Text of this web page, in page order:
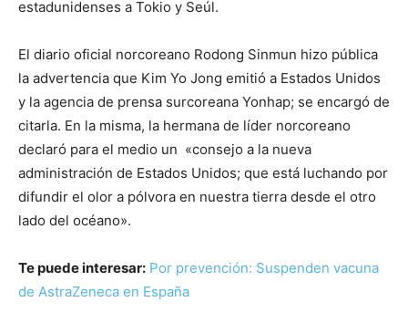
estadunidenses a Tokio y Seúl.
El diario oficial norcoreano Rodong Sinmun hizo pública
la advertencia que Kim Yo Jong emitió a Estados Unidos
y la agencia de prensa surcoreana Yonhap; se encargó de
citarla. En la misma, la hermana de líder norcoreano
declaró para el medio un «consejo a la nueva
administración de Estados Unidos; que está luchando por
difundir el olor a pólvora en nuestra tierra desde el otro
lado del océano».
Te puede interesar: Por prevención: Suspenden vacuna
de AstraZeneca en España